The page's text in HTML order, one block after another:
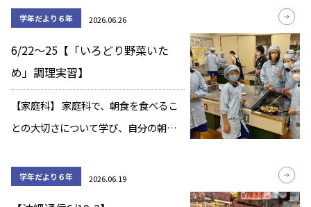
非常に実りある3日間となりました。 子
姿や、ビーチ遊びや、買い物を楽しむ
様子を […]
学年だより６年 2026.06.26
6/22～25【「いろどり野菜いた
め」調理実習】
【家庭科】 家庭科で、朝食を食べるこ
との大切さについて学び、自分の朝食
偏っていた。」「朝食をあまり食べら
学年だより６年 2026.06.19